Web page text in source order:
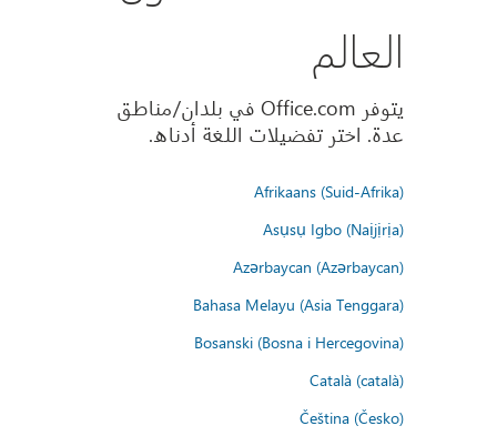
العالم
يتوفر Office.com في بلدان/مناطق
عدة. اختر تفضيلات اللغة أدناه.
Afrikaans (Suid-Afrika)
Asụsụ Igbo (Naịjịrịa)
Azərbaycan (Azərbaycan)
Bahasa Melayu (Asia Tenggara)
Bosanski (Bosna i Hercegovina)
Català (català)
Čeština (Česko)